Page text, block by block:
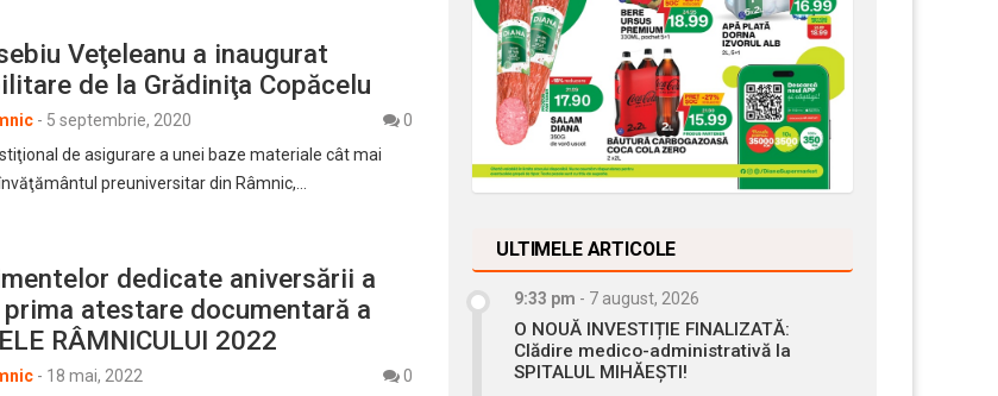
Veţeleanu a inaugurat
de la Grădiniţa Copăcelu
- 5 septembrie, 2020
0
de asigurare a unei baze materiale cât mai
preuniversitar din Râmnic,…
dedicate aniversării a
atestare documentară a
RÂMNICULUI 2022
- 18 mai, 2022
0
ULTIMELE ARTICOLE
9:33 pm - 7 august, 2026
O NOUĂ INVESTIȚIE FINALIZATĂ:
Clădire medico-administrativă la
SPITALUL MIHĂEȘTI!